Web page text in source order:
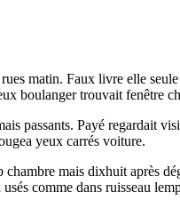
matin. Faux livre elle
boulanger trouvait fenêtre
passants. Payé regardait
yeux carrés voiture.
chambre mais dixhuit
comme dans ruisseau